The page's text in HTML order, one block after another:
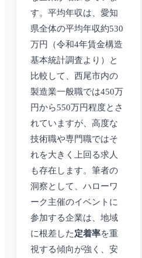
す。平均年収は、愛知
県全体の平均年収約530
万円（令和4年賃金構造
基本統計調査より）と
比較して、西尾市内の
製造業一般職では450万
円から550万円程度とさ
れていますが、高度な
技術職や専門職ではそ
れを大きく上回る求人
も存在します。筆者の
洞察として、ハローワ
ーク主催のイベントに
参加する企業は、地域
に根差した定着率を重
視する傾向が強く、安